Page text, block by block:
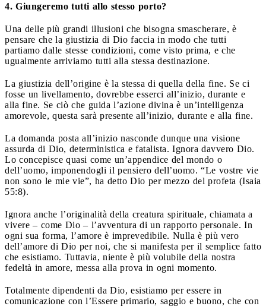
4. Giungeremo tutti allo stesso porto?
Una delle più grandi illusioni che bisogna smascherare, è
pensare che la giustizia di Dio faccia in modo che tutti
partiamo dalle stesse condizioni, come visto prima, e che
ugualmente arriviamo tutti alla stessa destinazione.
La giustizia dell’origine è la stessa di quella della fine. Se ci
fosse un livellamento, dovrebbe esserci all’inizio, durante e
alla fine. Se ciò che guida l’azione divina è un’intelligenza
amorevole, questa sarà presente all’inizio, durante e alla fine.
La domanda posta all’inizio nasconde dunque una visione
assurda di Dio, deterministica e fatalista. Ignora davvero Dio.
Lo concepisce quasi come un’appendice del mondo o
dell’uomo, imponendogli il pensiero dell’uomo. “Le vostre vie
non sono le mie vie”, ha detto Dio per mezzo del profeta (Isaia
55:8).
Ignora anche l’originalità della creatura spirituale, chiamata a
vivere – come Dio – l’avventura di un rapporto personale. In
ogni sua forma, l’amore è imprevedibile. Nulla è più vero
dell’amore di Dio per noi, che si manifesta per il semplice fatto
che esistiamo. Tuttavia, niente è più volubile della nostra
fedeltà in amore, messa alla prova in ogni momento.
Totalmente dipendenti da Dio, esistiamo per essere in
comunicazione con l’Essere primario, saggio e buono, che con